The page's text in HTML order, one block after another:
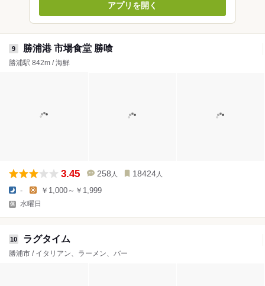
アプリを開く
9 勝浦港 市場食堂 勝喰
勝浦駅 842m / 海鮮
3.45 258 人 18424 人
- ￥1,000～￥1,999
水曜日
10 ラグタイム
勝浦市 / イタリアン、ラーメン、バー